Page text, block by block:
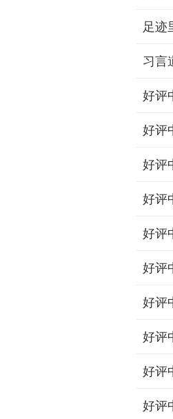
足迹
习言
好评
好评
好评
好评
好评
好评
好评
好评
好评
好评